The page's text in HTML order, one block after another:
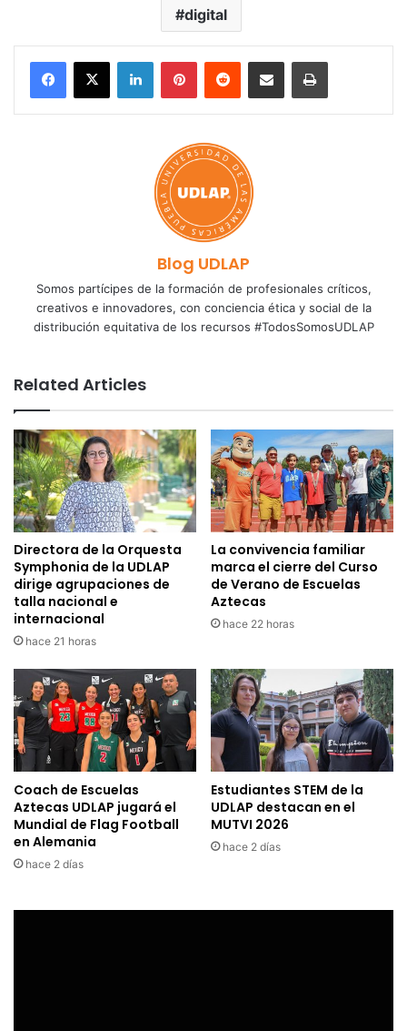
digital
LinkedInPinterestReddit Share via Email Print
Blog UDLAP
Somos partícipes de la formación de profesionales críticos,
creativos e innovadores, con conciencia ética y social de la
distribución equitativa de los recursos #TodosSomosUDLAP
Related Articles
Directora de la Orquesta
Symphonia de la UDLAP
dirige agrupaciones de
talla nacional e
internacional
hace 21 horas
La convivencia familiar
marca el cierre del Curso
de Verano de Escuelas
Aztecas
hace 22 horas
Coach de Escuelas
Aztecas UDLAP jugará el
Mundial de Flag Football
en Alemania
hace 2 días
Estudiantes STEM de la
UDLAP destacan en el
MUTVI 2026
hace 2 días